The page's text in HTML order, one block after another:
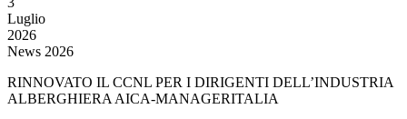
Luglio
2026
News 2026
RINNOVATO IL CCNL PER I DIRIGENTI DELL’INDUSTRIA
ALBERGHIERA AICA-MANAGERITALIA